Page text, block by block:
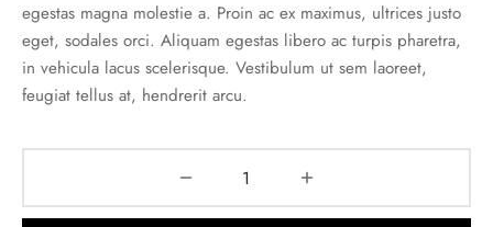
egestas magna molestie a. Proin ac ex maximus, ultrices justo
eget, sodales orci. Aliquam egestas libero ac turpis pharetra,
in vehicula lacus scelerisque. Vestibulum ut sem laoreet,
feugiat tellus at, hendrerit arcu.